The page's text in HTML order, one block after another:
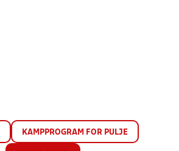
KAMPPROGRAM FOR PULJE